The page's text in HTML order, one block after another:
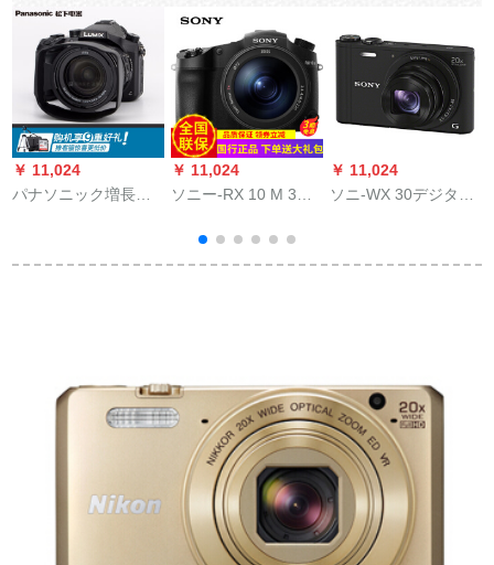
￥ 11,024
パナソニック増長デ
ーショーン旅行セト
￥ 11,024
ソニー-RX 10 M 3ブ
カルメRX 10 III 25倍
超ローリングフィッ
￥ 11,024
ソニ-WX 30デジタル
ラスク公式マク